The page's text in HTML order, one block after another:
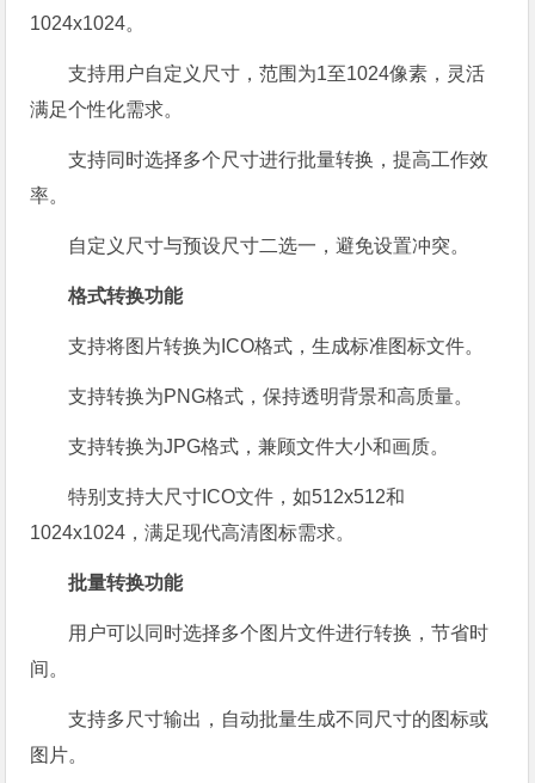
1024x1024。
支持用户自定义尺寸，范围为1至1024像素，灵活
满足个性化需求。
支持同时选择多个尺寸进行批量转换，提高工作效
率。
自定义尺寸与预设尺寸二选一，避免设置冲突。
格式转换功能
支持将图片转换为ICO格式，生成标准图标文件。
支持转换为PNG格式，保持透明背景和高质量。
支持转换为JPG格式，兼顾文件大小和画质。
特别支持大尺寸ICO文件，如512x512和
1024x1024，满足现代高清图标需求。
批量转换功能
用户可以同时选择多个图片文件进行转换，节省时
间。
支持多尺寸输出，自动批量生成不同尺寸的图标或
图片。